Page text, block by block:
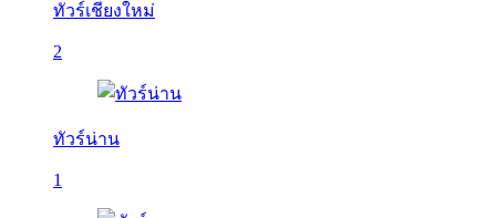
ทัวร์เชียงใหม่
2
ทัวร์น่าน
1